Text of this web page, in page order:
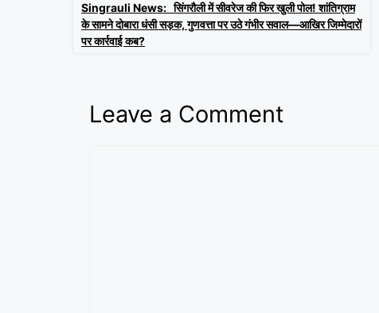
Singrauli News: सिंगरौली में सीवरेज की फिर खुली पोल! शांतिग्राम
के सामने दोबारा धंसी सड़क, गुणवत्ता पर उठे गंभीर सवाल—आखिर जिम्मेदारों
पर कार्रवाई कब?
Leave a Comment